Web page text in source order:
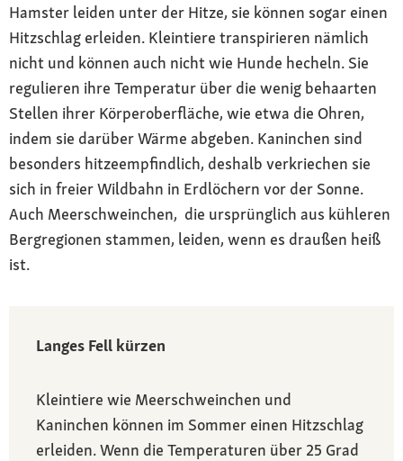
Hamster leiden unter der Hitze, sie können sogar einen
Hitzschlag erleiden. Kleintiere transpirieren nämlich
nicht und können auch nicht wie Hunde hecheln. Sie
regulieren ihre Temperatur über die wenig behaarten
Stellen ihrer Körperoberfläche, wie etwa die Ohren,
indem sie darüber Wärme abgeben. Kaninchen sind
besonders hitzeempfindlich, deshalb verkriechen sie
sich in freier Wildbahn in Erdlöchern vor der Sonne.
Auch Meerschweinchen, die ursprünglich aus kühleren
Bergregionen stammen, leiden, wenn es draußen heiß
ist.
Langes Fell kürzen
Kleintiere wie Meerschweinchen und
Kaninchen können im Sommer einen Hitzschlag
erleiden. Wenn die Temperaturen über 25 Grad